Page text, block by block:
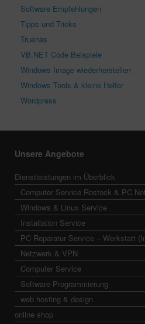
Software Empfehlungen
Tipps und Tricks
Truenas
VB.NET Code Beispiele
Windows Image wiederherstellen
Windows Tools & kleine Helfer
Wordpress
Unsere Angebote
Dienstleistungen im Überblick
Computer Service Rostock & PC
Windows & Linux Service
Installation Service
PC Reparatur Service – Werkstatt
Netzwerk & VPN
Computer Service
Software Programmierung
web hosting & design
online shop